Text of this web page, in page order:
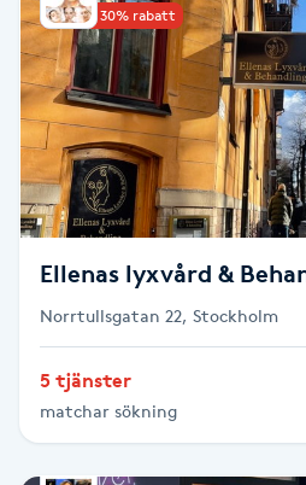
Piercing
Pigmentbehandling
Pigmentfläckar
Powder brows
Power Yoga
Upp till 30% rabatt
Ellenas lyxvård &
Norrtullsgatan 22, Stockholm
5 tjänster
matchar sökning